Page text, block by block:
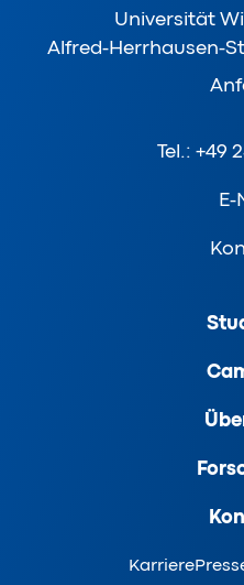
Universität
Alfred-Herrhausen-
Tel.: +49
E-
Karriere